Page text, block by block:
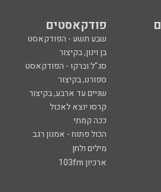
פודקאסטים
שבע תשע - הפודקאסט
בן וינון, בקיצור
סג"ל וברקו - הפודקאסט
ספורט, בקיצור
שניים עד ארבע, בקיצור
קרסו יוצא לאכול
ככה קמתי
הכול פתוח - אמנון רגב
מילים ולחן
ארכיון 103fm